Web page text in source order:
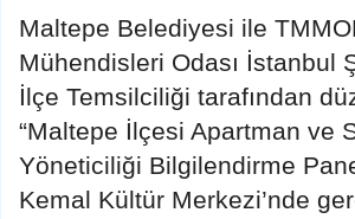
Maltepe Belediyesi ile
Mühendisleri Odası İstanbul
İlçe Temsilciliği tarafından
“Maltepe İlçesi Apartman ve
Yöneticiliği Bilgilendirme
Kemal Kültür Merkezi’nde